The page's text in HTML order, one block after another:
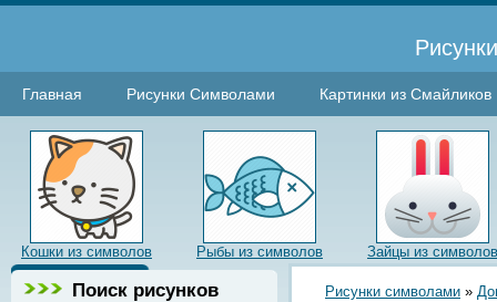
Главная Рисунки Символами Картинки из Смайликов
Кошки из символов Рыбы из символов Зайцы из символов
Поиск рисунков Рисунки символами »